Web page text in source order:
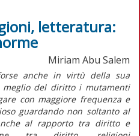
letteratura:
Miriam Abu Salem
anche in virtù della sua
del diritto i mutamenti
con maggiore frequenza e
guardando non soltanto al
al rapporto tra diritto e